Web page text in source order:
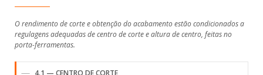
O rendimento de corte e obtenção do acabamento estão condicionados a
regulagens adequadas de centro de corte e altura de centro, feitas no
porta-ferramentas.
4.1 — CENTRO DE CORTE